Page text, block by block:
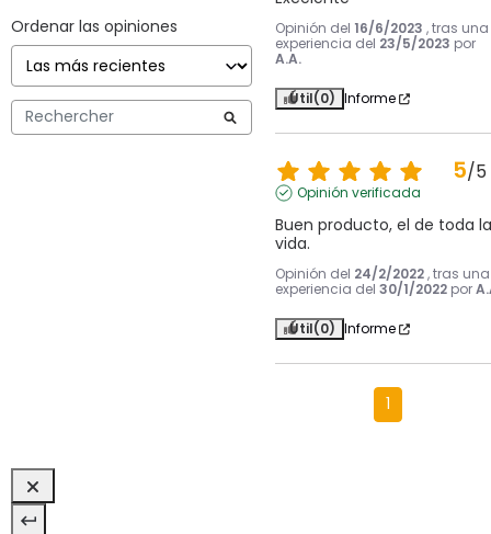
Ordenar las opiniones Opinión del 16/6/2023 , tras una
experiencia del 23/5/2023 por
A.A.
Útil(0) Informe
5/5
Opinión verificada
Buen producto, el de toda la
vida.
Opinión del 24/2/2022 , tras una
experiencia del 30/1/2022 por
Útil(0) Informe
1